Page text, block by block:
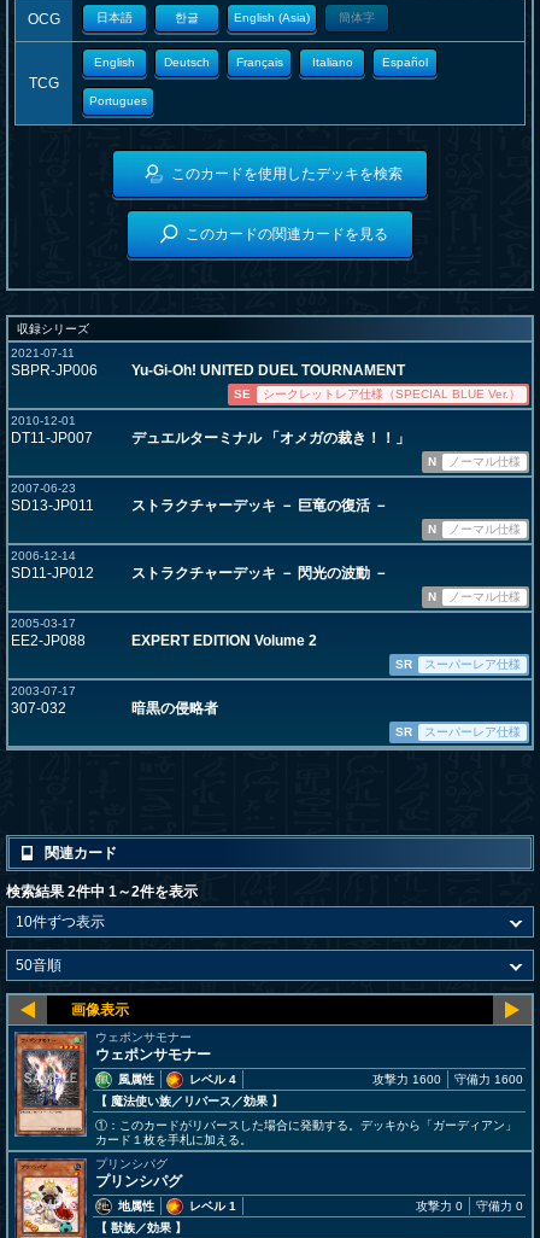
OCG 日本語 한글 English (Asia) 簡体字
TCG
English Deutsch Français Italiano Español
Portugues
このカードを使用したデッキを検索
このカードの関連カードを見る
収録シリーズ
2021-07-11
SBPR-JP006 Yu-Gi-Oh! UNITED DUEL TOURNAMENT
SE
シークレットレア仕様（SPECIAL BLUE Ver.）
2010-12-01
DT11-JP007 デュエルターミナル 「オメガの裁き！！」
N
ノーマル仕様
2007-06-23
SD13-JP011 ストラクチャーデッキ － 巨竜の復活 －
N
ノーマル仕様
2006-12-14
SD11-JP012 ストラクチャーデッキ － 閃光の波動 －
N
ノーマル仕様
2005-03-17
EE2-JP088 EXPERT EDITION Volume 2
SR
スーパーレア仕様
2003-07-17
307-032 暗黒の侵略者
SR スーパーレア仕様
関連カード
検索結果 2件中 1～2件を表示
ウェポンサモナー
ウェポンサモナー
風属性
レベル 4
【 魔法使い族／リバース／効果 】
攻撃力 1600 守備力 1600
①：このカードがリバースした場合に発動する。デッキから「ガーディアン」
カード１枚を手札に加える。
プリンシパグ
プリンシパグ
地属性
レベル 1
【 獣族／効果 】
攻撃力 0 守備力 0